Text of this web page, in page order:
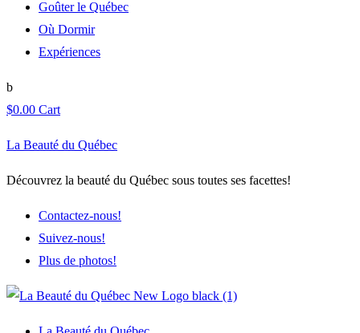
Goûter le Québec
Où Dormir
Expériences
$0.00 Cart
La Beauté du Québec
Découvrez la beauté du Québec sous toutes ses facettes!
Contactez-nous!
Suivez-nous!
Plus de photos!